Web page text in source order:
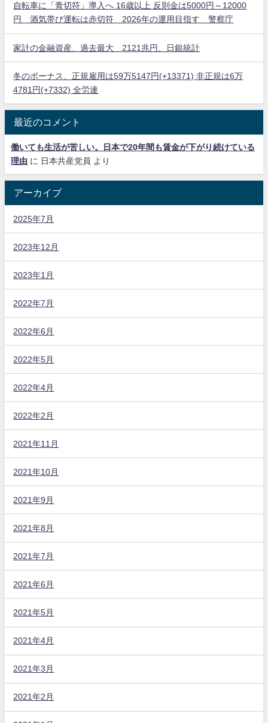
自転車に「青切符」導入へ 16歳以上 反則金は5000円～12000
円 酒気帯び運転は赤切符 2026年の運用目指す 警察庁
家計の金融資産、過去最大 2121兆円、日銀統計
冬のボーナス、正規雇用は59万5147円(+13371) 非正規は6万
4781円(+7332) 全労連
最近のコメント
働いても生活が苦しい。日本で20年間も賃金が下がり続けている
理由 に 日本共産党員 より
アーカイブ
2025年7月
2023年12月
2023年1月
2022年7月
2022年6月
2022年5月
2022年4月
2022年2月
2021年11月
2021年10月
2021年9月
2021年8月
2021年7月
2021年6月
2021年5月
2021年4月
2021年3月
2021年2月